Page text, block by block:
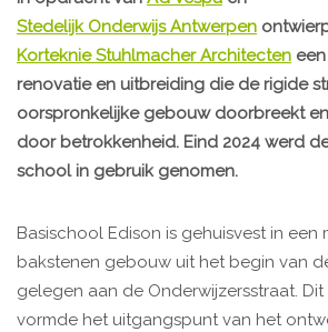
Stedelijk Onderwijs Antwerpen
Korteknie Stuhlmacher Architecten
renovatie en uitbreiding die de rigide
oorspronkelijke gebouw doorbreekt
door betrokkenheid. Eind 2024 werd
school in gebruik genomen.
Basischool Edison is gehuisvest in een
bakstenen gebouw uit het begin van
gelegen aan de Onderwijzersstraat.
vormde het uitgangspunt van het